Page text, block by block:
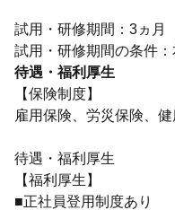
試用・研修期間：3ヵ月
待遇・福利厚生
【保険制度】
雇用保険、労災保険、
待遇・福利厚生
【福利厚生】
■正社員登用制度あり